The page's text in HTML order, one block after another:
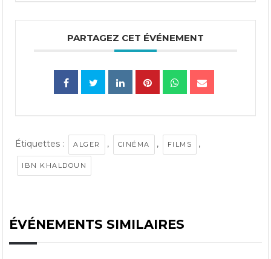
PARTAGEZ CET ÉVÉNEMENT
Étiquettes : ALGER , CINÉMA , FILMS ,
IBN KHALDOUN
ÉVÉNEMENTS SIMILAIRES